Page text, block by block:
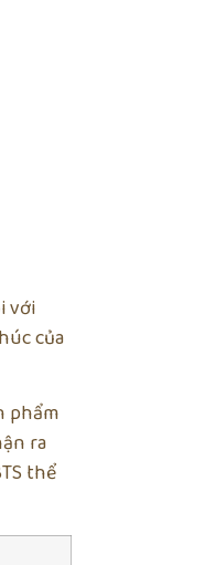
với
của
phẩm
ra
thể